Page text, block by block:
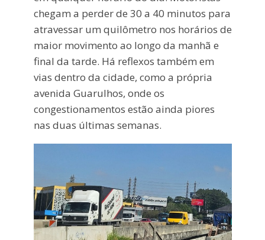
chegam a perder de 30 a 40 minutos para
atravessar um quilômetro nos horários de
maior movimento ao longo da manhã e
final da tarde. Há reflexos também em
vias dentro da cidade, como a própria
avenida Guarulhos, onde os
congestionamentos estão ainda piores
nas duas últimas semanas.